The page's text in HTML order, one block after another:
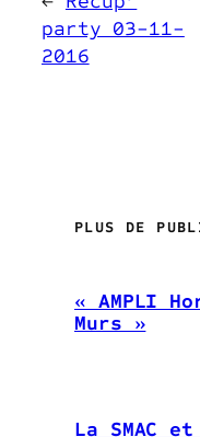
party 03-11-
2016
PLUS DE
« AMPLI
Murs »
La SMAC